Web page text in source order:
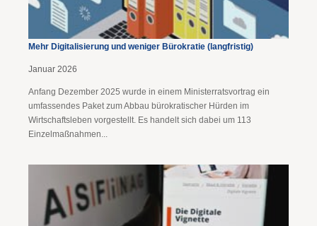
Mehr Digitalisierung und weniger Bürokratie (langfristig)
Januar 2026
Anfang Dezember 2025 wurde in einem Ministerratsvortrag ein
umfassendes Paket zum Abbau bürokratischer Hürden im
Wirtschaftsleben vorgestellt. Es handelt sich dabei um 113
Einzelmaßnahmen...